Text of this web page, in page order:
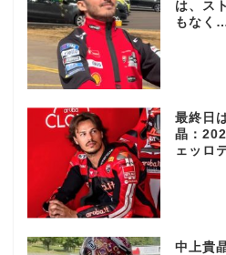
は、ス
もなく…
最終日
晶：
ェッロ
中上貴